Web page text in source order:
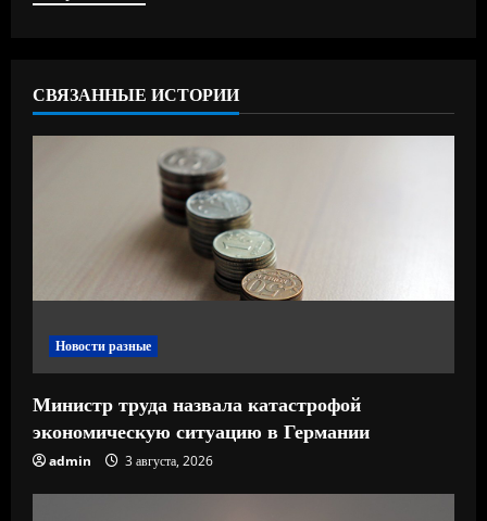
ч
и
СВЯЗАННЫЕ ИСТОРИИ
Новости разные
Министр труда назвала катастрофой
экономическую ситуацию в Германии
admin 3 августа, 2026